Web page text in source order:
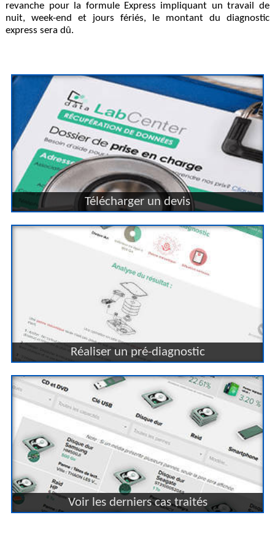
revanche pour la formule Express impliquant un travail de
nuit, week-end et jours fériés, le montant du diagnostic
express sera dû.
Télécharger un devis
Réaliser un pré-diagnostic
Voir les derniers cas traités